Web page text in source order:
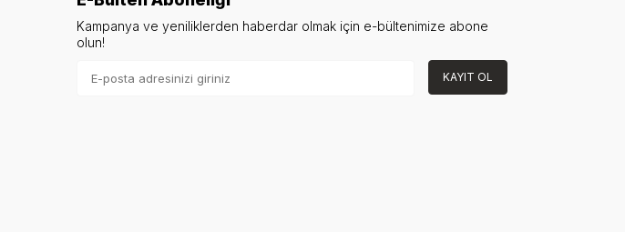
Kampanya ve yeniliklerden haberdar olmak için e-bültenimize abone
olun!
KAYIT OL